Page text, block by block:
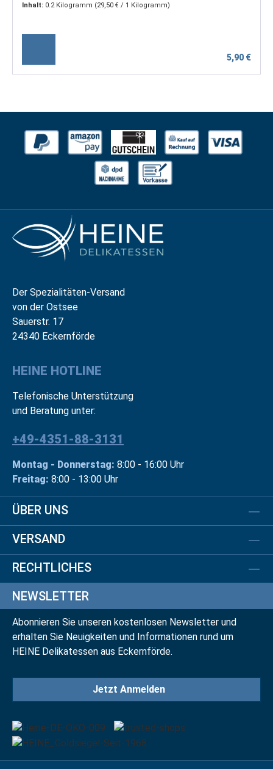
Inhalt: 0.2 Kilogramm (29,50 € / 1 Kilogramm)
5,90 €
Der Spezialitäten-Versand
von der Ostsee
Sauerstr. 17
24340 Eckernförde
HEINE HOTLINE
Telefonische Unterstützung
und Beratung unter:
+49-4351-88-3131
Montag - Donnerstag: 8:00 - 16:00 Uhr
Freitag: 8:00 - 13:00 Uhr
ÜBER UNS
VERSAND
RECHTLICHES
NEWSLETTER
Abonnieren Sie unseren kostenlosen Newsletter und
erhalten Sie Neuigkeiten und Informationen rund um
HEINE Delikatessen aus Eckernförde.
Jetzt Anmelden